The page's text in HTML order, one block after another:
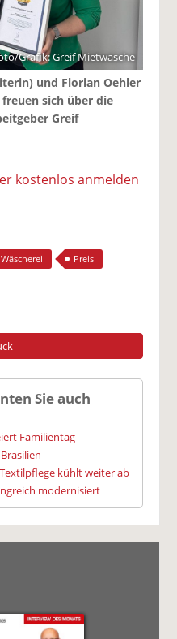
Grafik: Greif Mietwäsche
und Florian Oehler
sich über die
Greif
kostenlos anmelden
Wäscherei
Preis
Sie auch
Familientag
kühlt weiter ab
modernisiert